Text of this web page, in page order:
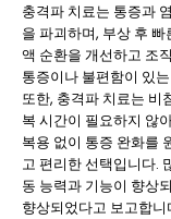
충격파 치료는 통증과
을 파괴하며, 부상 후
액 순환을 개선하고 조
통증이나 불편함이 있
또한, 충격파 치료는 비
복 시간이 필요하지 않
복용 없이 통증 완화를
고 편리한 선택입니다.
동 능력과 기능이 향상
향상되었다고 보고합니